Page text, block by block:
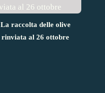
La raccolta delle olive
rinviata al 26 ottobre